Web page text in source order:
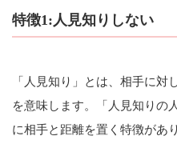
特徴1:人見知りしない
「人見知り」とは、相手に対
を意味します。「人見知りの
に相手と距離を置く特徴があ